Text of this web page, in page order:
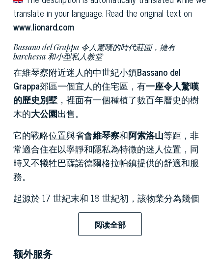
translate in your language. Read the original text on
www.lionard.com
Bassano del Grappa 令人驚嘆的時代莊園，擁有
barchessa 和小型私人教堂
在維琴察附近迷人的中世紀小鎮Bassano del
Grappa郊區一個宜人的住宅區，有一座令人驚嘆
的歷史別墅 ，裡面有一個種植了數百年曆史的樹
木的大公園出售。
它的戰略位置與省會維琴察和阿索洛山等距，非
常適合住在以寧靜和隱私為特徵的迷人位置，同
時又不犧牲巴薩諾德爾格拉帕鎮提供的舒適和服
務。
起源於 17 世紀末和 18 世紀初，該物業分為幾個
主體，總內表面為 1,655 平方米。主樓在 1980 年
代經過精心修復，由一個便利的附樓、一個典型
的穀倉、看守人的房子和一個美妙的 17 世紀教堂
完成，該教堂仍然擁有壯麗的原始壁畫。
阅读全部
额外服务